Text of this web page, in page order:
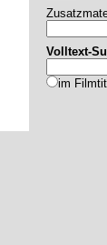
Volltext-
im